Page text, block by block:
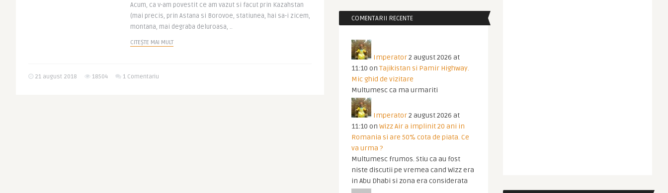
Acum, ca v-am povestit ce am vazut si facut prin Kazahstan
(mai precis, prin Astana si Borovoe, statiunea, hai sa-i zicem,
montana, mai degraba deluroasa, ..
CITEȘTE MAI MULT
21 august 2018 18504 1 Comentariu
COMENTARII RECENTE
Imperator2 august 2026 at
11:10 on Tajikistan si Pamir Highway.
Mic ghid de vizitare
Multumesc ca ma urmariti
Imperator2 august 2026 at
11:10 on Wizz Air a implinit 20 ani in
Romania si are 50% cota de piata. Ce
va urma ?
Multumesc frumos. Stiu ca au fost
niste discutii pe vremea cand Wizz era
in Abu Dhabi si zona era considerata